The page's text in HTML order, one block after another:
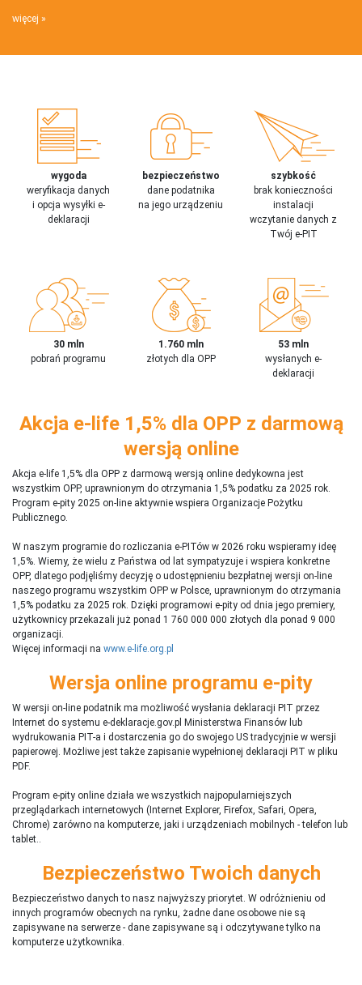
więcej
wygoda
weryfikacja danych
i opcja wysyłki e-
deklaracji
bezpieczeństwo
dane podatnika
na jego urządzeniu
szybkość
brak konieczności
instalacji
wczytanie danych z
Twój e-PIT
30 mln
pobrań programu
1.760 mln
złotych dla OPP
53 mln
wysłanych e-
deklaracji
Akcja e-life 1,5% dla OPP z darmową
wersją online
Akcja e-life 1,5% dla OPP z darmową wersją online dedykowna jest
wszystkim OPP, uprawnionym do otrzymania 1,5% podatku za 2025 rok.
Program e-pity 2025 on-line aktywnie wspiera Organizacje Pożytku
Publicznego.
W naszym programie do rozliczania e-PITów w 2026 roku wspieramy ideę
1,5%. Wiemy, że wielu z Państwa od lat sympatyzuje i wspiera konkretne
OPP, dlatego podjęliśmy decyzję o udostępnieniu bezpłatnej wersji on-line
naszego programu wszystkim OPP w Polsce, uprawnionym do otrzymania
1,5% podatku za 2025 rok. Dzięki programowi e-pity od dnia jego premiery,
użytkownicy przekazali już ponad 1 760 000 000 złotych dla ponad 9 000
organizacji.
Więcej informacji na www.e-life.org.pl
Wersja online programu e-pity
W wersji on-line podatnik ma możliwość wysłania deklaracji PIT przez
Internet do systemu e-deklaracje.gov.pl Ministerstwa Finansów lub
wydrukowania PIT-a i dostarczenia go do swojego US tradycyjnie w wersji
papierowej. Możliwe jest także zapisanie wypełnionej deklaracji PIT w pliku
PDF.
Program e-pity online działa we wszystkich najpopularniejszych
przeglądarkach internetowych (Internet Explorer, Firefox, Safari, Opera,
Chrome) zarówno na komputerze, jaki i urządzeniach mobilnych - telefon lub
tablet..
Bezpieczeństwo Twoich danych
Bezpieczeństwo danych to nasz najwyższy priorytet. W odróżnieniu od
innych programów obecnych na rynku, żadne dane osobowe nie są
zapisywane na serwerze - dane zapisywane są i odczytywane tylko na
komputerze użytkownika.